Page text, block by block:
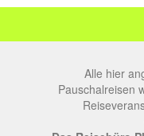
Alle hier
Pauschalreisen